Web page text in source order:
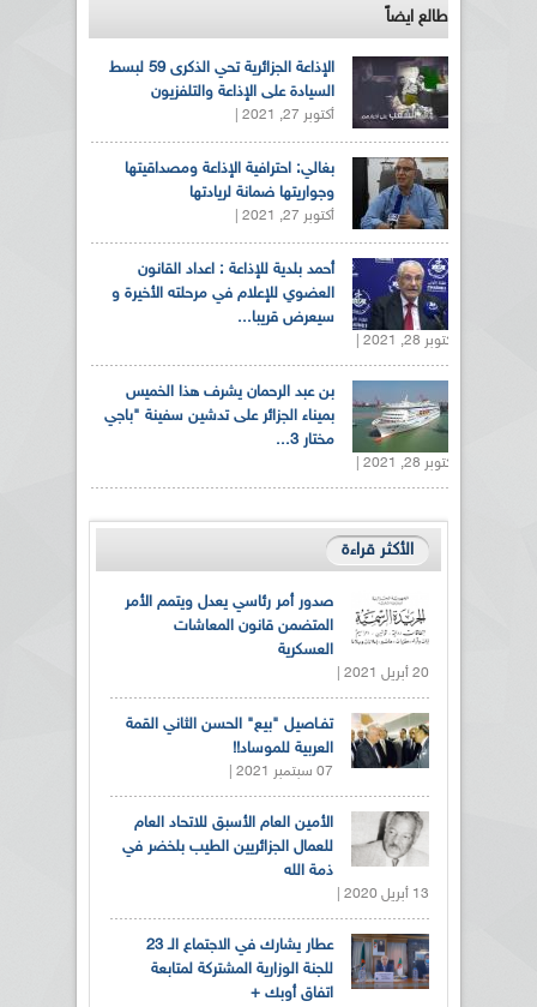
طالع ايضاً
الإذاعة الجزائرية تحي الذكرى 59 لبسط
السيادة على الإذاعة والتلفزيون
أكتوبر 27, 2021 |
بغالي: احترافية الإذاعة ومصداقيتها
وجواريتها ضمانة لريادتها
أكتوبر 27, 2021 |
أحمد بلدية للإذاعة : اعداد القانون
العضوي للإعلام في مرحلته الأخيرة و
سيعرض قريبا...
أكتوبر 28, 2021 |
بن عبد الرحمان يشرف هذا الخميس
بميناء الجزائر على تدشين سفينة "باجي
مختار 3...
أكتوبر 28, 2021 |
الأكثر قراءة
صدور أمر رئاسي يعدل ويتمم الأمر
المتضمن قانون المعاشات
العسكرية
20 أبريل 2021 |
تفـاصيل "بيع" الحسن الثاني القمة
العربية للموساد!!
07 سبتمبر 2021 |
الأمين العام الأسبق للاتحاد العام
للعمال الجزائريين الطيب بلخضر في
ذمة الله
13 أبريل 2020 |
عطار يشارك في الاجتماع الـ 23
للجنة الوزارية المشتركة لمتابعة
اتفاق أوبك +